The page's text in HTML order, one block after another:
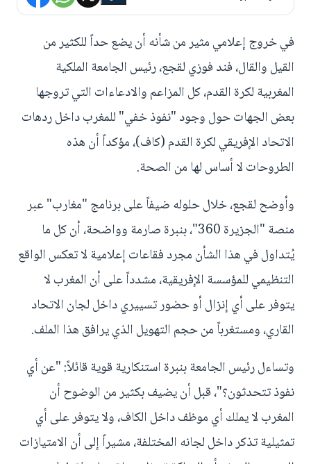
في خروج إعلامي مثير من شأنه أن يضع حداً للكثير من
القيل والقال، فند فوزي لقجع، رئيس الجامعة الملكية
المغربية لكرة القدم، كل المزاعم والادعاءات التي تروجها
بعض الجهات حول وجود "نفوذ خفي" للمغرب داخل ردهات
الاتحاد الإفريقي لكرة القدم (كاف)، مؤكداً أن هذه
الطروحات لا أساس لها من الصحة.
وأوضح لقجع، خلال حلوله ضيفاً على برنامج "مغارب" عبر
منصة "الجزيرة 360"، بنبرة صارمة وواضحة، أن كل ما
يُتداول في هذا الشأن مجرد فقاعات إعلامية لا تعكس الواقع
التنظيمي للمؤسسة الإفريقية، مشدداً على أن المغرب لا
يتوفر على أي إنزال أو حضور تسييري داخل لجان الاتحاد
القاري، ومستغرباً من حجم التهويل الذي يرافق هذا الملف.
وتساءل رئيس الجامعة بنبرة استنكارية قوية قائلاً: "عن أي
نفوذ تتحدثون؟"، قبل أن يضيف بكثير من الوضوح أن
المغرب لا يملك أي موظف داخل الكاف، ولا يتوفر على أي
تمثيلية تذكر داخل لجانه المختلفة، مشيراً إلى أن الامتيازات